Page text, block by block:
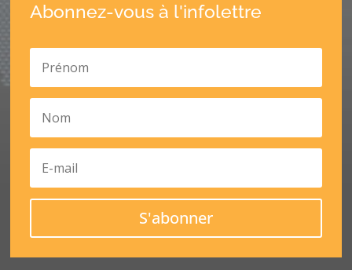
Abonnez-vous à l'infolettre
S'abonner